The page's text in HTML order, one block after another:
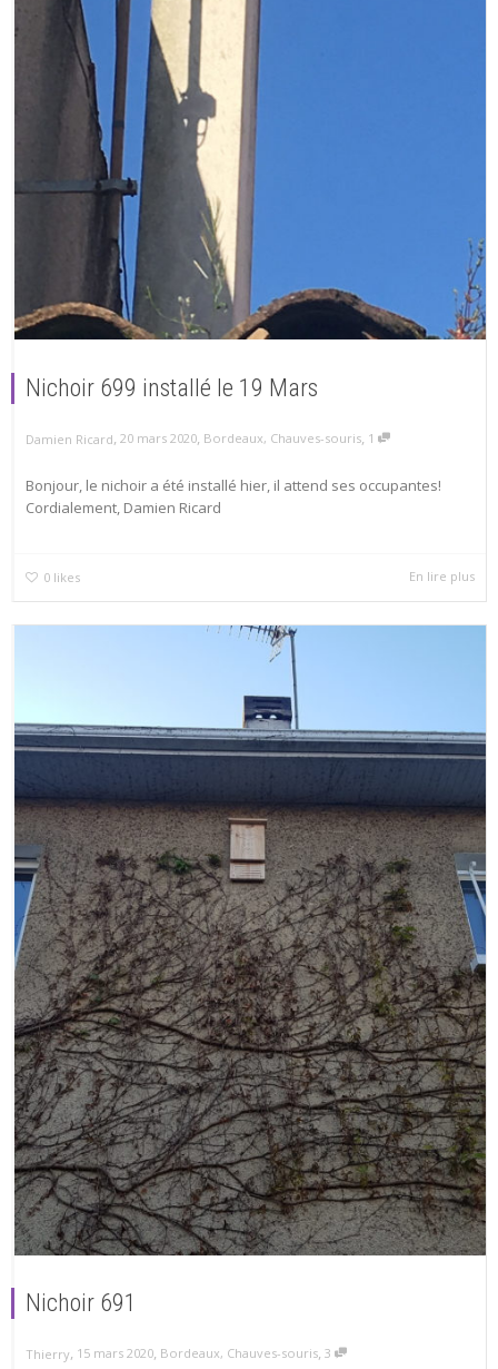
Nichoir 699 installé le 19 Mars
Damien Ricard, 20 mars 2020, Bordeaux, Chauves-souris, 1
Bonjour, le nichoir a été installé hier, il attend ses occupantes!
Cordialement, Damien Ricard
0 likes En lire plus
Nichoir 691
Thierry, 15 mars 2020, Bordeaux, Chauves-souris, 3